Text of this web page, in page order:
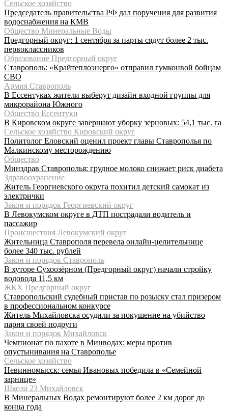
Сельское хозяйство
Председатель правительства РФ дал поручения для развития
водоснабжения на КМВ
Общество Минеральные Воды
Предгорный округ: 1 сентября за парты сядут более 2 тыс.
первоклассников
Образование Предгорный округ
Ставрополь: «Крайтеплоэнерго» отправил гумконвой бойцам
СВО
Армия Ставрополь
В Ессентуках жители выберут дизайн входной группы для
микрорайона Южного
Общество Ессентуки
В Кировском округе завершают уборку зерновых: 54,1 тыс. га
Сельское хозяйство Кировский округ
Политолог Еловский оценил проект главы Ставрополья по
Малкинскому месторождению
Общество
Минздрав Ставрополья: грудное молоко снижает риск диабета
Здравоохранение
Житель Георгиевского округа похитил детский самокат из
электрички
Закон и порядок Георгиевский округ
В Левокумском округе в ДТП пострадали водитель и
пассажир
Происшествия Левокумский округ
Жительница Ставрополя перевела онлайн-целительнице
более 340 тыс. рублей
Закон и порядок Ставрополь
В хуторе Сухоозёрном (Предгорный округ) начали стройку
водовода 11,5 км
ЖКХ Предгорный округ
Ставропольский судебный пристав по розыску стал призером
в профессиональном конкурсе
Житель Михайловска осудили за покушение на убийство
парня своей подруги
Закон и порядок Михайловск
Чемпионат по пахоте в Минводах: меры против
опустынивания на Ставрополье
Сельское хозяйство
Невинномысск: семья Ивановых победила в «Семейной
зарнице»
Школа 23 Михайловск
В Минеральных Водах ремонтируют более 2 км дорог до
конца года